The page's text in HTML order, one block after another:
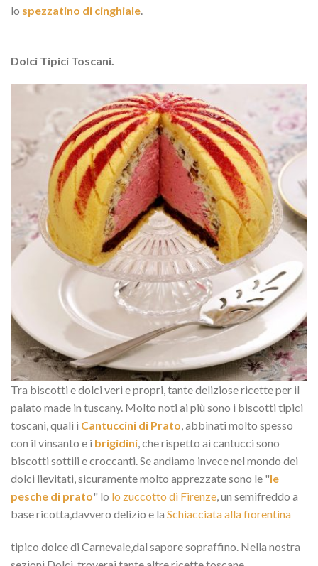
lo spezzatino di cinghiale.
Dolci Tipici Toscani.
Tra biscotti e dolci veri e propri, tante deliziose ricette per il
palato made in tuscany. Molto noti ai più sono i biscotti tipici
toscani, quali i Cantuccini di Prato, abbinati molto spesso
con il vinsanto e i brigidini, che rispetto ai cantucci sono
biscotti sottili e croccanti. Se andiamo invece nel mondo dei
dolci lievitati, sicuramente molto apprezzate sono le "le
pesche di prato" lo lo zuccotto di Firenze, un semifreddo a
base ricotta,davvero delizio e la Schiacciata alla fiorentina
tipico dolce di Carnevale,dal sapore sopraffino. Nella nostra